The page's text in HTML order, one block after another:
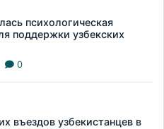
психологическая
поддержки узбекских
0
въездов узбекистанцев в